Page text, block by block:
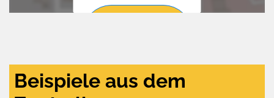
Beispiele aus dem